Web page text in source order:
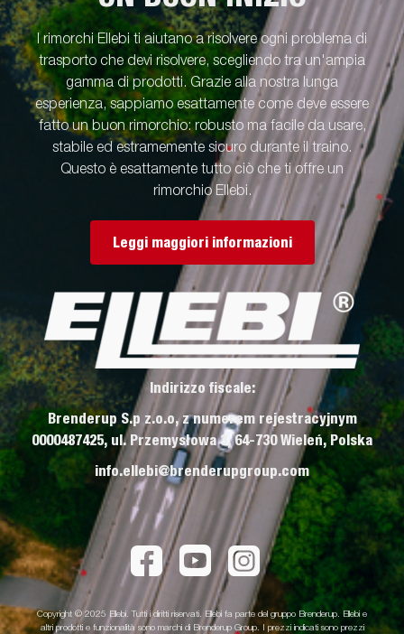
I rimorchi Ellebi ti aiutano a risolvere ogni problema di
trasporto che devi risolvere, scegliendo tra un'ampia
gamma di prodotti. Grazie alla nostra lunga
esperienza, sappiamo esattamente come deve essere
fatto un buon rimorchio: robusto ma facile da usare,
stabile ed estramemente sicuro durante il traino.
Questo è esattamente tutto ciò che ti offre un
rimorchio Ellebi.
Leggi maggiori informazioni
Indirizzo fiscale:
Brenderup S.p z.o.o, z numerem rejestracyjnym
0000487425, ul. Przemysłowa 3, 64-730 Wieleń, Polska
info.ellebi@brenderupgroup.com
Copyright © 2025 Ellebi. Tutti i diritti riservati. Ellebi fa parte del gruppo Brenderup. Ellebi e
altri prodotti e funzionalità sono marchi di Brenderup Group. I prezzi indicati sono prezzi